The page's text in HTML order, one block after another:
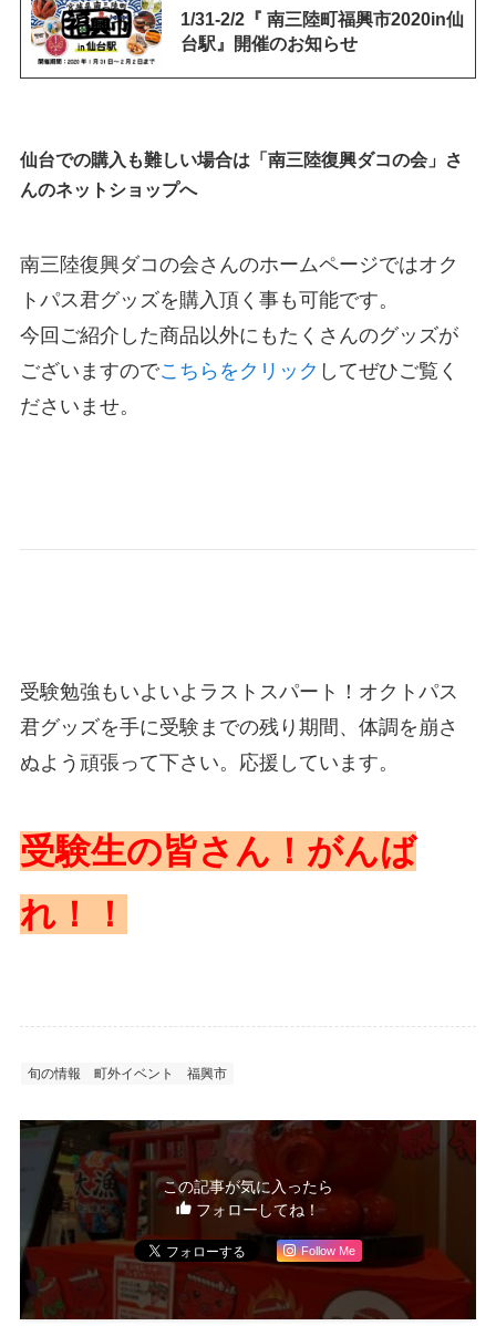
1/31-2/2『 南三陸町福興市2020in仙
台駅』開催のお知らせ
仙台での購入も難しい場合は「南三陸復興ダコの会」さ
んのネットショップへ
南三陸復興ダコの会さんのホームページではオク
トパス君グッズを購入頂く事も可能です。
今回ご紹介した商品以外にもたくさんのグッズが
ございますのでこちらをクリック してぜひご覧く
ださいませ。
受験勉強もいよいよラストスパート！オクトパス
君グッズを手に受験までの残り期間、体調を崩さ
ぬよう頑張って下さい。応援しています。
受験生の皆さん！がんば
れ！！
旬の情報 町外イベント 福興市
この記事が気に入ったら
フォローしてね！
Follow Me